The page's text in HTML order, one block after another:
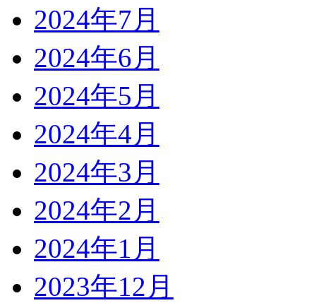
2024年7月
2024年6月
2024年5月
2024年4月
2024年3月
2024年2月
2024年1月
2023年12月